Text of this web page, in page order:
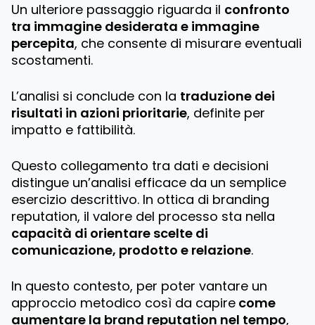
Un ulteriore passaggio riguarda il confronto
tra immagine desiderata e immagine
percepita, che consente di misurare eventuali
scostamenti.
L’analisi si conclude con la traduzione dei
risultati in azioni prioritarie, definite per
impatto e fattibilità.
Questo collegamento tra dati e decisioni
distingue un’analisi efficace da un semplice
esercizio descrittivo. In ottica di branding
reputation, il valore del processo sta nella
capacità di orientare scelte di
comunicazione, prodotto e relazione.
In questo contesto, per poter vantare un
approccio metodico così da capire come
aumentare la brand reputation nel tempo,